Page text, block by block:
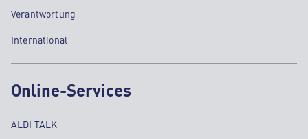
Verantwortung
International
Online-Services
ALDI TALK